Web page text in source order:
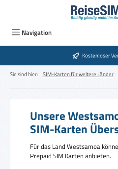
Zum Hauptinhalt springen
Navigation
Kostenloser
Sie sind hier: SIM-Karten für weitere Länder
Unsere
SIM-Karten
Für das Land Westsamoa
Prepaid SIM Karten anbieten.